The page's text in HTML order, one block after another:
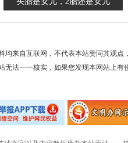
均来自互联网，不代表本站赞同其观
法一一核实，如果您发现本网站上有